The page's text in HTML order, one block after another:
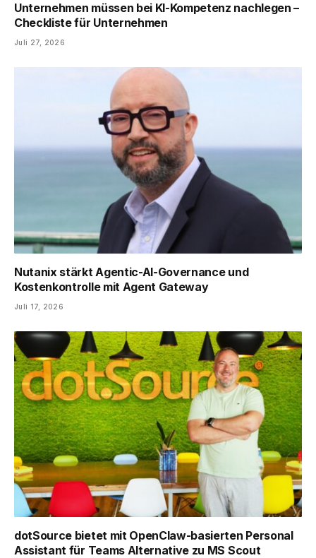
Unternehmen müssen bei KI-Kompetenz nachlegen –
Checkliste für Unternehmen
Juli 27, 2026
Nutanix stärkt Agentic-AI-Governance und
Kostenkontrolle mit Agent Gateway
Juli 17, 2026
dotSource bietet mit OpenClaw-basierten Personal
Assistant für Teams Alternative zu MS Scout